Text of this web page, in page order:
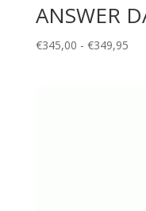
ANSWER
€345,00 - €349,95